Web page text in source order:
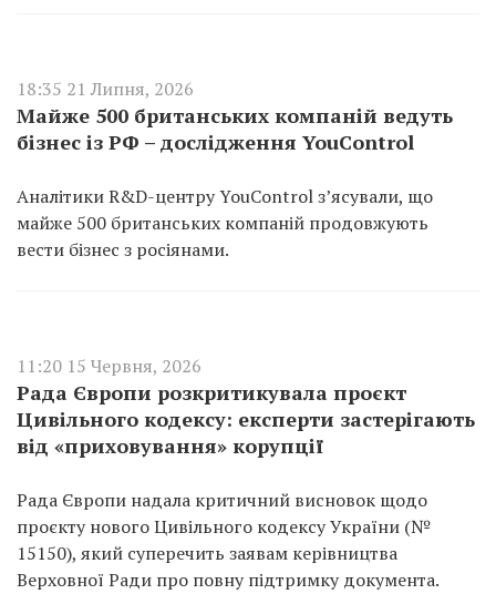
18:35 21 Липня, 2026
Майже 500 британських компаній ведуть
бізнес із РФ – дослідження YouControl
Аналітики R&D-центру YouControl з’ясували, що
майже 500 британських компаній продовжують
вести бізнес з росіянами.
11:20 15 Червня, 2026
Рада Європи розкритикувала проєкт
Цивільного кодексу: експерти застерігають
від «приховування» корупції
Рада Європи надала критичний висновок щодо
проєкту нового Цивільного кодексу України (№
15150), який суперечить заявам керівництва
Верховної Ради про повну підтримку документа.